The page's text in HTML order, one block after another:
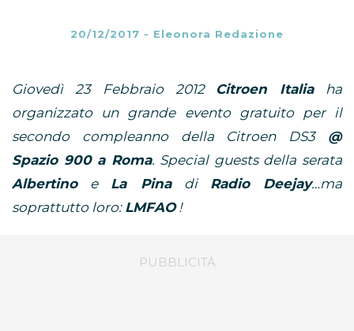
20/12/2017 - Eleonora Redazione
Giovedì 23 Febbraio 2012 Citroen Italiaha
organizzato un grande evento gratuito per il
secondo compleanno della Citroen DS3 @
Spazio 900 a Roma. Special guests della serata
Albertinoe La Pinadi Radio Deejay…ma
soprattutto loro: LMFAO!